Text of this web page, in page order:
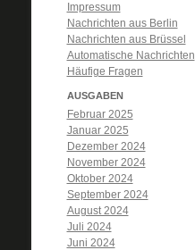
Impressum
Nachrichten aus Berlin
Nachrichten aus Brüssel
Automatische Nachrichten
Häufige Fragen
AUSGABEN
Februar 2025
Januar 2025
Dezember 2024
November 2024
Oktober 2024
September 2024
August 2024
Juli 2024
Juni 2024